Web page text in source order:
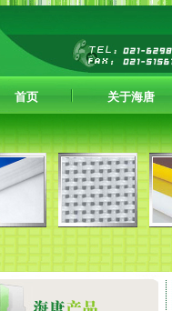
首页 关于海唐